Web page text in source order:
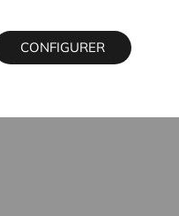
CONFIGURER